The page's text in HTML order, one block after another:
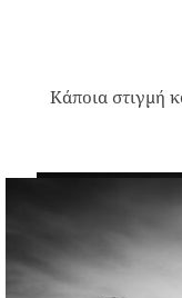
Κάποια στιγμή